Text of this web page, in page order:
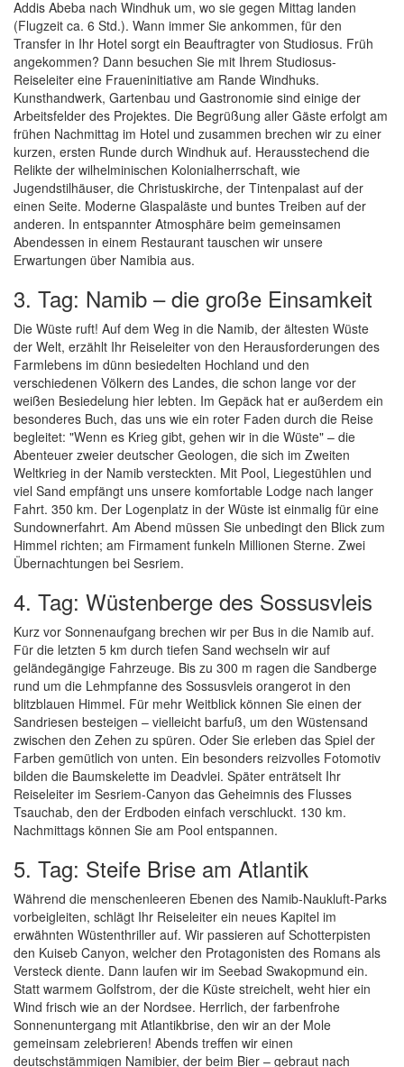
Addis Abeba nach Windhuk um, wo sie gegen Mittag landen
(Flugzeit ca. 6 Std.). Wann immer Sie ankommen, für den
Transfer in Ihr Hotel sorgt ein Beauftragter von Studiosus. Früh
angekommen? Dann besuchen Sie mit Ihrem Studiosus-
Reiseleiter eine Fraueninitiative am Rande Windhuks.
Kunsthandwerk, Gartenbau und Gastronomie sind einige der
Arbeitsfelder des Projektes. Die Begrüßung aller Gäste erfolgt am
frühen Nachmittag im Hotel und zusammen brechen wir zu einer
kurzen, ersten Runde durch Windhuk auf. Herausstechend die
Relikte der wilhelminischen Kolonialherrschaft, wie
Jugendstilhäuser, die Christuskirche, der Tintenpalast auf der
einen Seite. Moderne Glaspaläste und buntes Treiben auf der
anderen. In entspannter Atmosphäre beim gemeinsamen
Abendessen in einem Restaurant tauschen wir unsere
Erwartungen über Namibia aus.
3. Tag: Namib – die große Einsamkeit
Die Wüste ruft! Auf dem Weg in die Namib, der ältesten Wüste
der Welt, erzählt Ihr Reiseleiter von den Herausforderungen des
Farmlebens im dünn besiedelten Hochland und den
verschiedenen Völkern des Landes, die schon lange vor der
weißen Besiedelung hier lebten. Im Gepäck hat er außerdem ein
besonderes Buch, das uns wie ein roter Faden durch die Reise
begleitet: "Wenn es Krieg gibt, gehen wir in die Wüste" – die
Abenteuer zweier deutscher Geologen, die sich im Zweiten
Weltkrieg in der Namib versteckten. Mit Pool, Liegestühlen und
viel Sand empfängt uns unsere komfortable Lodge nach langer
Fahrt. 350 km. Der Logenplatz in der Wüste ist einmalig für eine
Sundownerfahrt. Am Abend müssen Sie unbedingt den Blick zum
Himmel richten; am Firmament funkeln Millionen Sterne. Zwei
Übernachtungen bei Sesriem.
4. Tag: Wüstenberge des Sossusvleis
Kurz vor Sonnenaufgang brechen wir per Bus in die Namib auf.
Für die letzten 5 km durch tiefen Sand wechseln wir auf
geländegängige Fahrzeuge. Bis zu 300 m ragen die Sandberge
rund um die Lehmpfanne des Sossusvleis orangerot in den
blitzblauen Himmel. Für mehr Weitblick können Sie einen der
Sandriesen besteigen – vielleicht barfuß, um den Wüstensand
zwischen den Zehen zu spüren. Oder Sie erleben das Spiel der
Farben gemütlich von unten. Ein besonders reizvolles Fotomotiv
bilden die Baumskelette im Deadvlei. Später enträtselt Ihr
Reiseleiter im Sesriem-Canyon das Geheimnis des Flusses
Tsauchab, den der Erdboden einfach verschluckt. 130 km.
Nachmittags können Sie am Pool entspannen.
5. Tag: Steife Brise am Atlantik
Während die menschenleeren Ebenen des Namib-Naukluft-Parks
vorbeigleiten, schlägt Ihr Reiseleiter ein neues Kapitel im
erwähnten Wüstenthriller auf. Wir passieren auf Schotterpisten
den Kuiseb Canyon, welcher den Protagonisten des Romans als
Versteck diente. Dann laufen wir im Seebad Swakopmund ein.
Statt warmem Golfstrom, der die Küste streichelt, weht hier ein
Wind frisch wie an der Nordsee. Herrlich, der farbenfrohe
Sonnenuntergang mit Atlantikbrise, den wir an der Mole
gemeinsam zelebrieren! Abends treffen wir einen
deutschstämmigen Namibier, der beim Bier – gebraut nach